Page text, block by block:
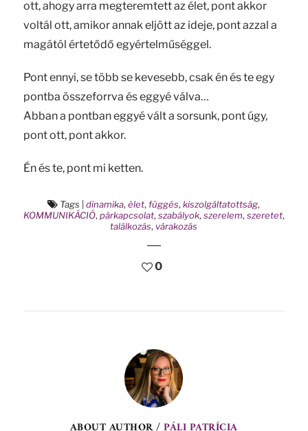
ott, ahogy arra megteremtett az élet, pont akkor
voltál ott, amikor annak eljött az ideje, pont azzal a
magától értetődő egyértelműséggel.
Pont ennyi, se több se kevesebb, csak én és te egy
pontba összeforrva és eggyé válva…
Abban a pontban eggyé vált a sorsunk, pont úgy,
pont ott, pont akkor.
Én és te, pont mi ketten.
Tags |dinamika,élet,függés,kiszolgáltatottság,
KOMMUNIKÁCIÓ, párkapcsolat, szabályok, szerelem, szeretet,
találkozás, várakozás
0